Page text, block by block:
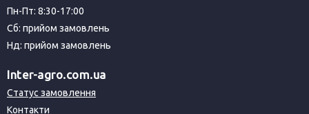
Пн-Пт: 8:30-17:00
Сб: прийом замовлень
Нд: прийом замовлень
Inter-agro.com.ua
Статус замовлення
Контакти